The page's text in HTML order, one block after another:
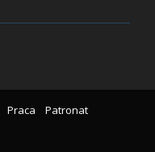
Praca Patronat